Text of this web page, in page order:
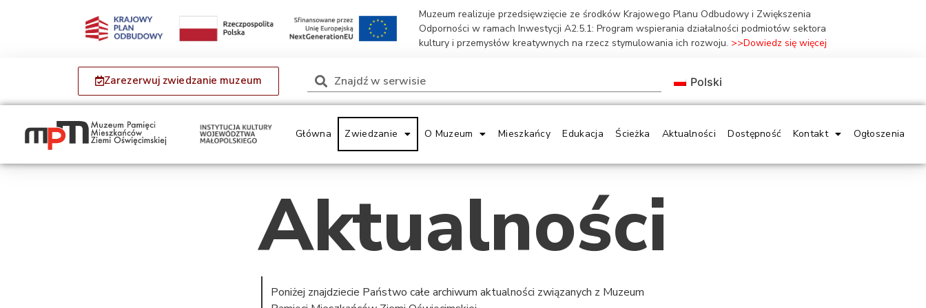
Muzeum realizuje przedsięwzięcie ze środków Krajowego Planu Odbudowy i Zwiększenia
Odporności w ramach Inwestycji A2.5.1: Program wspierania działalności podmiotów sektora
kultury i przemysłów kreatywnych na rzecz stymulowania ich rozwoju. >>Dowiedz się więcej
Zarezerwuj zwiedzanie muzeum Polski
Główna Zwiedzanie O Muzeum Mieszkańcy Edukacja Ścieżka Aktualności Dostępność Kontakt Ogłoszenia
Aktualności
Poniżej znajdziecie Państwo całe archiwum aktualności związanych z Muzeum